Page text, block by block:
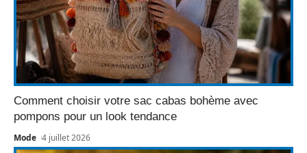
Comment choisir votre sac cabas bohème avec
pompons pour un look tendance
Mode 4 juillet 2026